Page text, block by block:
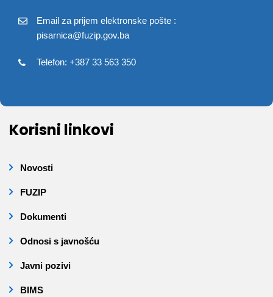
Email za prijem elektronske pošte :
pisarnica@fuzip.gov.ba
Telefon: +387 33 563 350
Korisni linkovi
Novosti
FUZIP
Dokumenti
Odnosi s javnošću
Javni pozivi
BIMS